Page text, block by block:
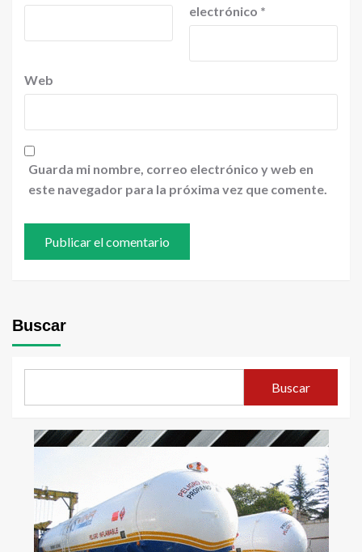
electrónico *
Web
Guarda mi nombre, correo electrónico y web en
este navegador para la próxima vez que comente.
Buscar
Buscar